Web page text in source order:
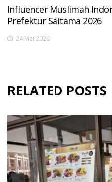
Influencer Muslimah
Prefektur Saitama 2026
24 Mei 2026
RELATED POSTS